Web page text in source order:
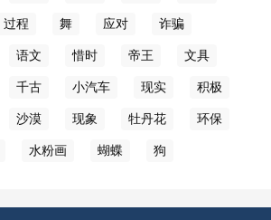
过程 舞 应对 诈骗
语文 惜时 帝王 文具
千古 小汽车 现实 积极
沙漠 现象 牡丹花 环保
水粉画 蝴蝶 狗